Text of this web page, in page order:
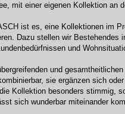
mit einer eigenen Kollektion an
ist es, eine Kollektionen im
Dazu stellen wir Bestehendes
und
und
sie ergänzen sich
Kollektion besonders stimmig,
sich wunderbar miteinander